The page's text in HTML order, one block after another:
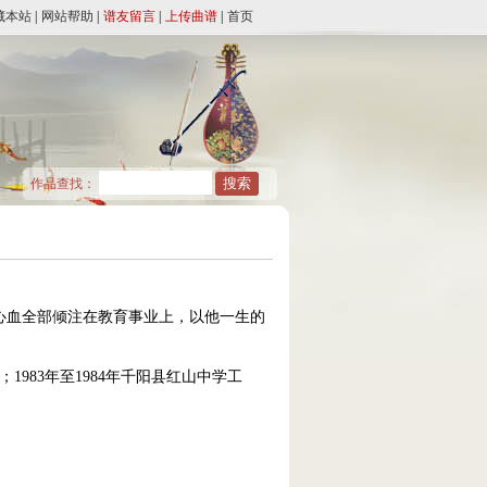
本站 网站帮助 谱友留言 上传曲谱 首页
作品查找：
全部倾注在教育事业上，以他一生的
1983年至1984年千阳县红山中学工